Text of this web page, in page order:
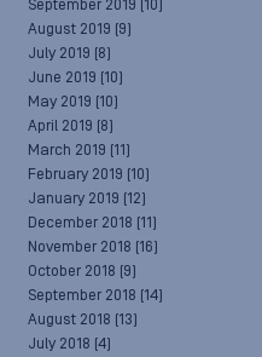
September 2019 (10)
August 2019 (9)
July 2019 (8)
June 2019 (10)
May 2019 (10)
April 2019 (8)
March 2019 (11)
February 2019 (10)
January 2019 (12)
December 2018 (11)
November 2018 (16)
October 2018 (9)
September 2018 (14)
August 2018 (13)
July 2018 (4)